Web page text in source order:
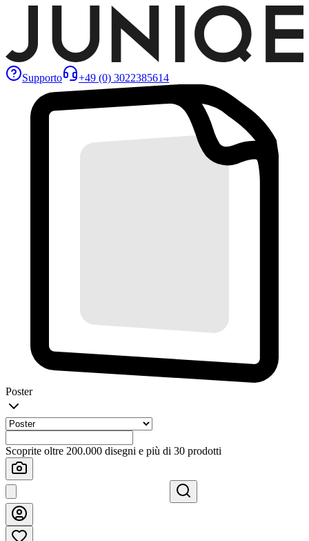
Supporto +49 (0) 3022385614
Poster
Scoprite oltre 200.000 disegni e più di 30 prodotti